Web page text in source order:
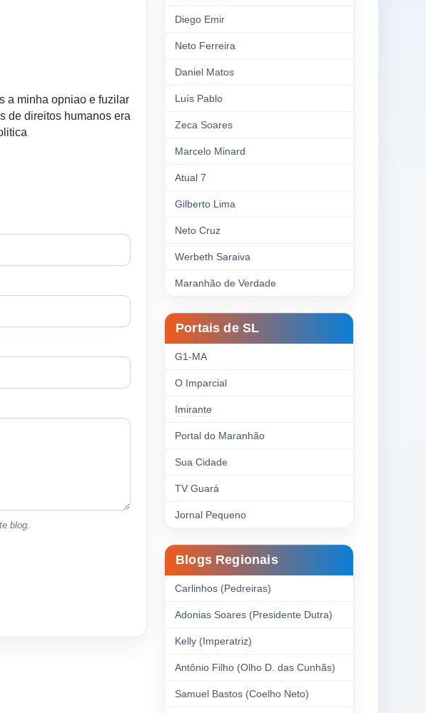
a minha opniao e fuzilar
de direitos humanos era
blog.
Diego Emir
Neto Ferreira
Daniel Matos
Luís Pablo
Zeca Soares
Marcelo Minard
Atual 7
Gilberto Lima
Neto Cruz
Werbeth Saraiva
Maranhão de Verdade
Portais de SL
G1-MA
O Imparcial
Imirante
Portal do Maranhão
Sua Cidade
TV Guará
Jornal Pequeno
Blogs Regionais
Carlinhos (Pedreiras)
Adonias Soares (Presidente Dutra)
Kelly (Imperatriz)
Antônio Filho (Olho D. das Cunhãs)
Samuel Bastos (Coelho Neto)